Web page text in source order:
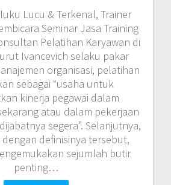
Lucu & Terkenal, Trainer
Seminar Jasa Training
Pelatihan Karyawan di
Ivancevich selaku pakar
organisasi, pelatihan
sebagai “usaha untuk
kinerja pegawai dalam
atau dalam pekerjaan
segera”. Selanjutnya,
definisinya tersebut,
sejumlah butir
penting…